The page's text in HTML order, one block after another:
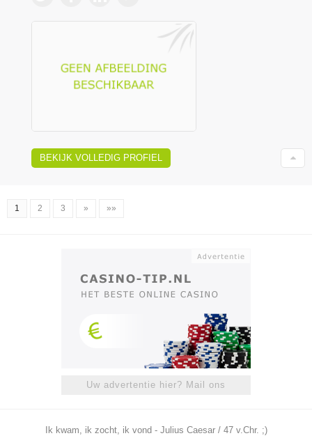
BEKIJK VOLLEDIG PROFIEL
1 2 3 » »»
Uw advertentie hier? Mail ons
Ik kwam, ik zocht, ik vond - Julius Caesar / 47 v.Chr. ;)